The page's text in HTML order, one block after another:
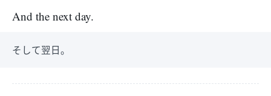
And the next day.
そして翌日。